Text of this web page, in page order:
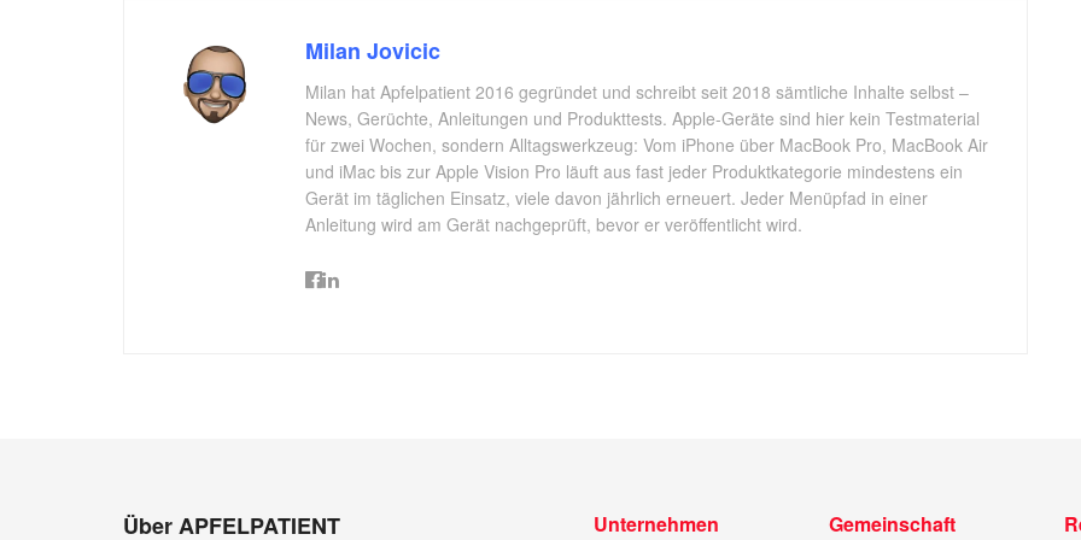
Milan Jovicic
Milan hat Apfelpatient 2016 gegründet und schreibt seit 2018 sämtliche Inhalte selbst –
News, Gerüchte, Anleitungen und Produkttests. Apple-Geräte sind hier kein Testmaterial
für zwei Wochen, sondern Alltagswerkzeug: Vom iPhone über MacBook Pro, MacBook Air
und iMac bis zur Apple Vision Pro läuft aus fast jeder Produktkategorie mindestens ein
Gerät im täglichen Einsatz, viele davon jährlich erneuert. Jeder Menüpfad in einer
Anleitung wird am Gerät nachgeprüft, bevor er veröffentlicht wird.
Über APFELPATIENT Unternehmen Gemeinschaft